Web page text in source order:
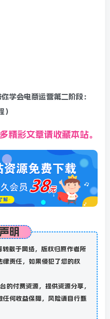
学会电商运营第二阶段：
精彩文章请收藏本站。
明
转载于网络，版权归原作者所
责任，如果侵犯了您的权
的付费资源，提供资源分享，
何收益保障，风险请自行甄